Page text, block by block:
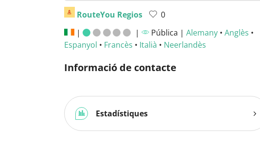
RouteYou Regios
0
|
| Pública | Alemany• Anglès •
Espanyol • Francès • Italià • Neerlandès
Informació de contacte
Estadístiques